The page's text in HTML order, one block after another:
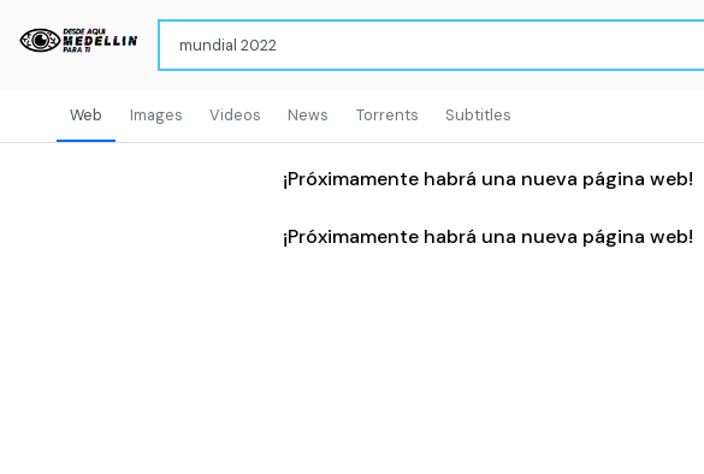
Web Images Videos News Torrents Subtitles
¡Próximamente habrá una nueva página web!
¡Próximamente habrá una nueva página web!